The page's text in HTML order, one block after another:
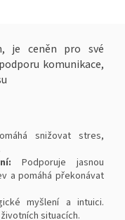
je ceněn pro své
komunikace,
omáhá snižovat stres,
Podporuje jasnou
a pomáhá překonávat
myšlení a intuici.
situacích.